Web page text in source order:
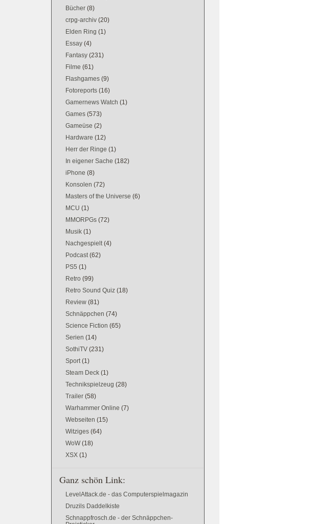
Bücher (8)
crpg-archiv (20)
Elden Ring (1)
Essay (4)
Fantasy (231)
Filme (61)
Flashgames (9)
Fotoreports (16)
Gamernews Watch (1)
Games (573)
Gameüse (2)
Hardware (12)
Herr der Ringe (1)
In eigener Sache (182)
iPhone (8)
Konsolen (72)
Masters of the Universe (6)
MCU (1)
MMORPGs (72)
Musik (1)
Nachgespielt (4)
Podcast (62)
PS5 (1)
Retro (99)
Retro Sound Quiz (18)
Review (81)
Schnäppchen (74)
Science Fiction (65)
Serien (14)
SothiTV (231)
Sport (1)
Steam Deck (1)
Technikspielzeug (28)
Trailer (58)
Warhammer Online (7)
Webseiten (15)
Witziges (64)
WoW (18)
XSX (1)
Ganz schön Link:
LevelAttack.de - das Computerspielmagazin
Druzils Daddelkiste
Schnappfrosch.de - der Schnäppchen-